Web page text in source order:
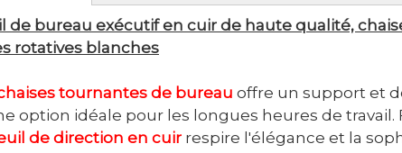
de bureau exécutif en cuir de haute qualité,
rotatives blanches
tournantes de bureau offre un support et
option idéale pour les longues heures de
de direction en cuir respire l'élégance et la